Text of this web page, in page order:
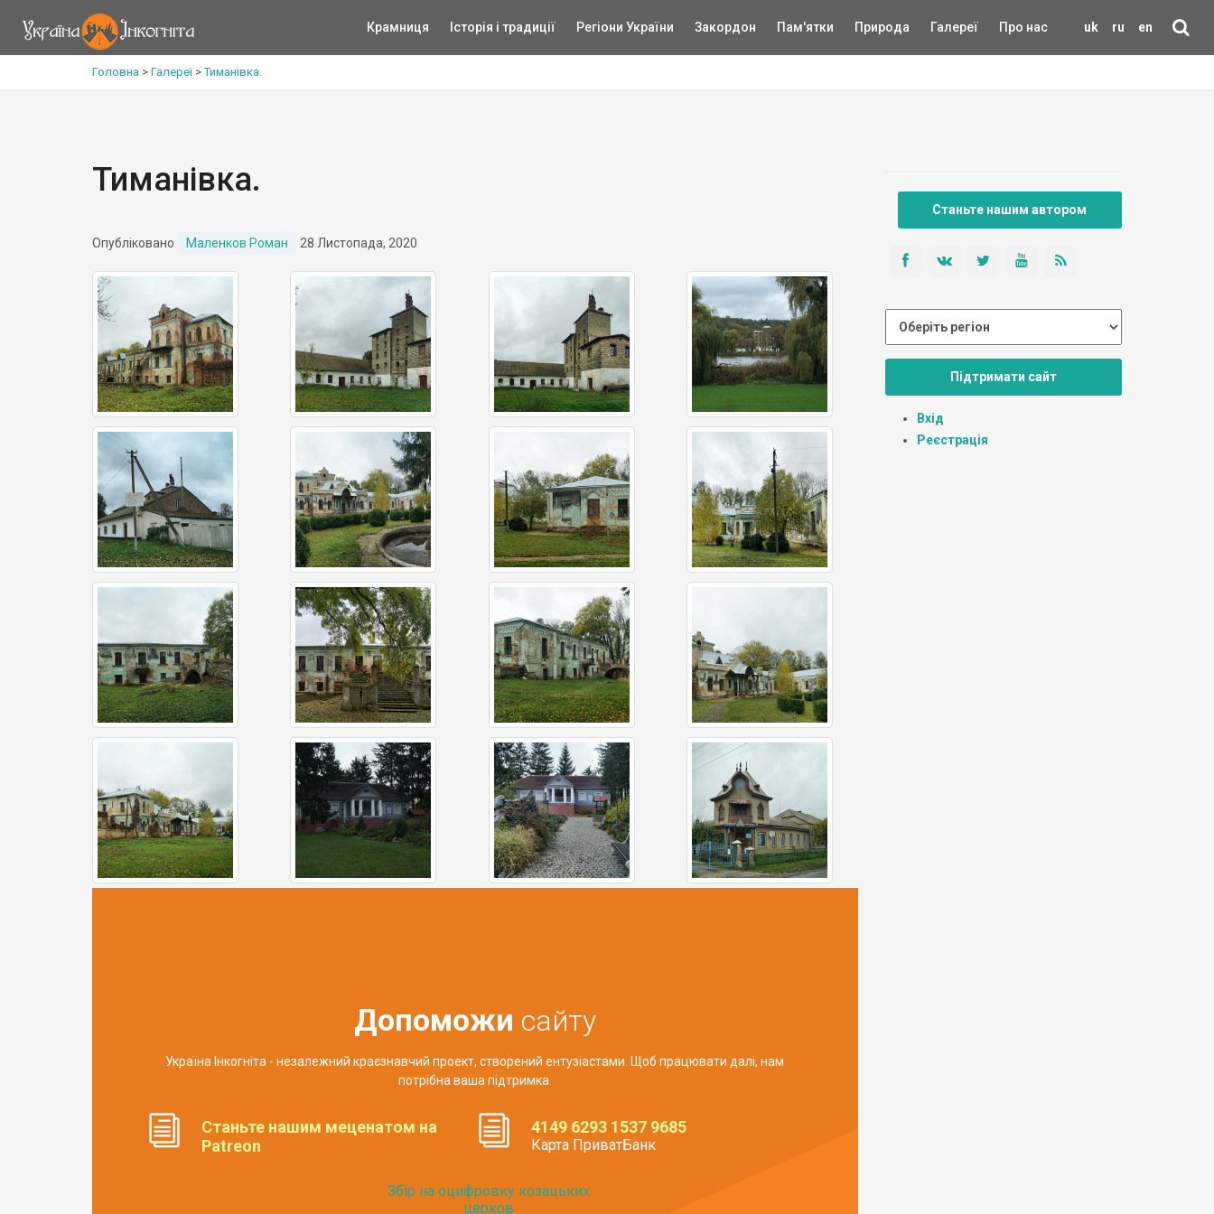
uk ru en
Крамниця Історія і традиції Регіони України Закордон Пам'ятки Природа Галереї Про нас
Головна > Галереї>Тиманівка.
Тиманівка.
Опубліковано Маленков Роман 28 Листопада, 2020
Допоможи сайту
Україна Інкогніта - незалежний краєзнавчий проект, створений ентузіастами. Щоб працювати далі, нам
потрібна ваша підтримка.
Станьте нашим меценатом на
Patreon
4149 6293 1537 9685
Карта ПриватБанк
Збір на оцифровку козацьких
церков
Станьте нашим автором
Підтримати сайт
Вхід
Реєстрація